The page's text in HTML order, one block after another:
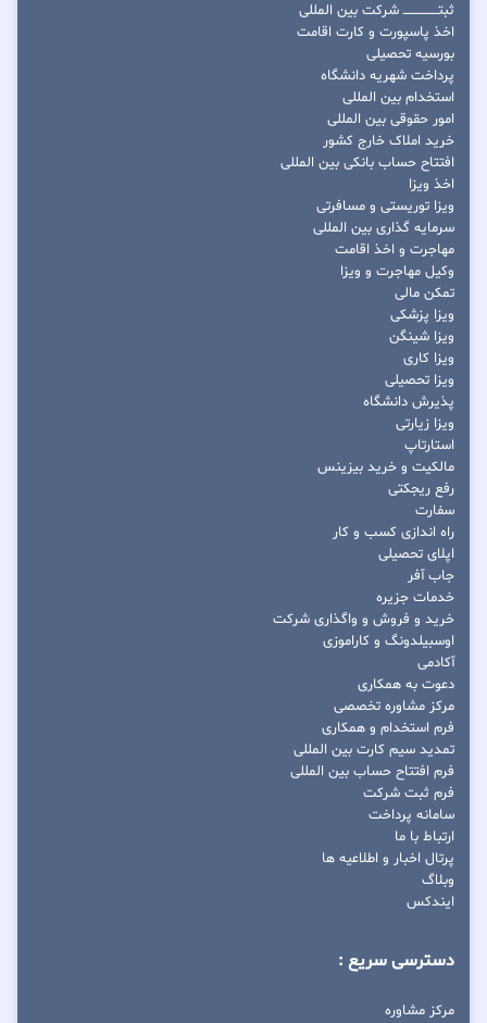
ثبتــــــــــــــــ شرکت بین المللی
اخذ پاسپورت و کارت اقامت
بورسیه تحصیلی
پرداخت شهریه دانشگاه
استخدام بین المللی
امور حقوقی بین المللی
خرید املاک خارج کشور
افتتاح حساب بانکی بین المللی
اخذ ویزا
ویزا توریستی و مسافرتی
سرمایه گذاری بین المللی
مهاجرت و اخذ اقامت
وکیل مهاجرت و ویزا
تمکن مالی
ویزا پزشکی
ویزا شینگن
ویزا کاری
ویزا تحصیلی
پذیرش دانشگاه
ویزا زیارتی
استارتاپ
مالکیت و خرید بیزینس
رفع ریجکتی
سفارت
راه اندازی کسب و کار
اپلای تحصیلی
جاب آفر
خدمات جزیره
خرید و فروش و واگذاری شرکت
اوسبیلدونگ و کاراموزی
آکادمی
دعوت به همکاری
مرکز مشاوره تخصصی
فرم استخدام و همکاری
تمدید سیم کارت بین المللی
فرم افتتاح حساب بین المللی
فرم ثبت شرکت
سامانه پرداخت
ارتباط با ما
پرتال اخبار و اطلاعیه ها
وبلاگ
ایندکس
دسترسی سریع :
مرکز مشاوره